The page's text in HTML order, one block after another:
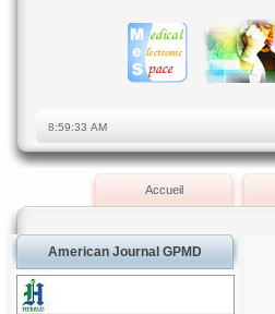
Accueil
American Journal GPMD